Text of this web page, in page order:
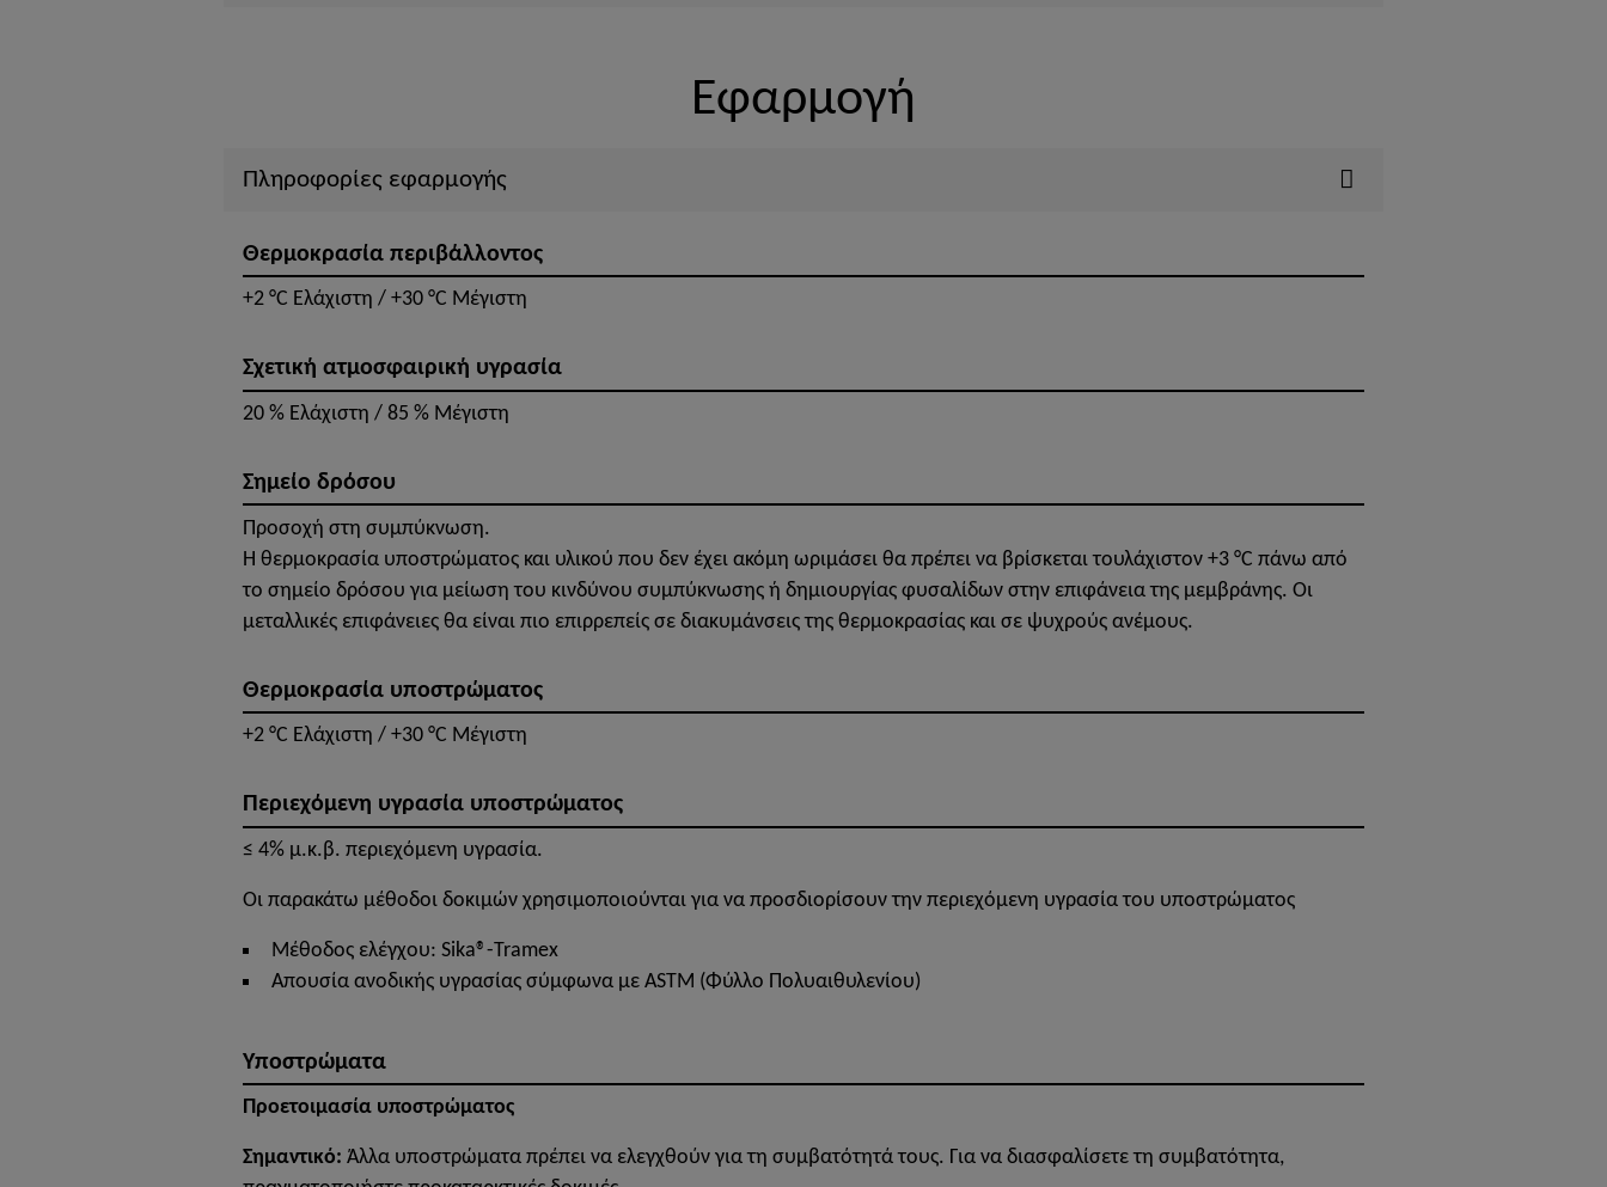
Εφαρμογή
Πληροφορίες εφαρμογής
Θερμοκρασία περιβάλλοντος
+2 °C Ελάχιστη / +30 °C Μέγιστη
Σχετική ατμοσφαιρική υγρασία
20 % Ελάχιστη / 85 % Μέγιστη
Σημείο δρόσου
Προσοχή στη συμπύκνωση.
Η θερμοκρασία υποστρώματος και υλικού που δεν έχει ακόμη ωριμάσει θα πρέπει να βρίσκεται τουλάχιστον +3 °C πάνω από
το σημείο δρόσου για μείωση του κινδύνου συμπύκνωσης ή δημιουργίας φυσαλίδων στην επιφάνεια της μεμβράνης. Οι
μεταλλικές επιφάνειες θα είναι πιο επιρρεπείς σε διακυμάνσεις της θερμοκρασίας και σε ψυχρούς ανέμους.
Θερμοκρασία υποστρώματος
+2 °C Ελάχιστη / +30 °C Μέγιστη
Περιεχόμενη υγρασία υποστρώματος
≤ 4% μ.κ.β. περιεχόμενη υγρασία.
Οι παρακάτω μέθοδοι δοκιμών χρησιμοποιούνται για να προσδιορίσουν την περιεχόμενη υγρασία του υποστρώματος
Μέθοδος ελέγχου: Sika®-Tramex
Απουσία ανοδικής υγρασίας σύμφωνα με ASTM (Φύλλο Πολυαιθυλενίου)
Υποστρώματα
Προετοιμασία υποστρώματος
Σημαντικό: Άλλα υποστρώματα πρέπει να ελεγχθούν για τη συμβατότητά τους. Για να διασφαλίσετε τη συμβατότητα,